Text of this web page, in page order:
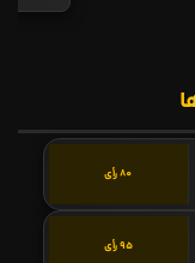
80 رأی
95 رأی